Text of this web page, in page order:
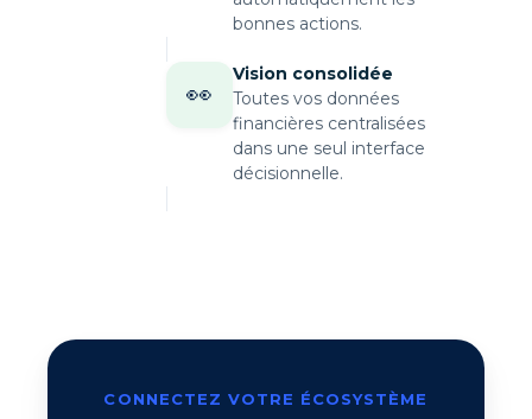
bonnes actions.
👀
Vision consolidée
Toutes vos données
financières centralisées
dans une seul interface
décisionnelle.
CONNECTEZ VOTRE ÉCOSYSTÈME